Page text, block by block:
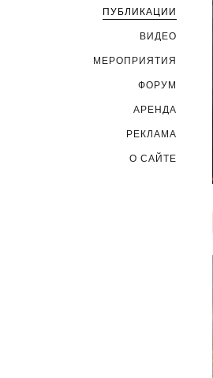
ПУБЛИКАЦИИ
ВИДЕО
МЕРОПРИЯТИЯ
ФОРУМ
АРЕНДА
РЕКЛАМА
О САЙТЕ